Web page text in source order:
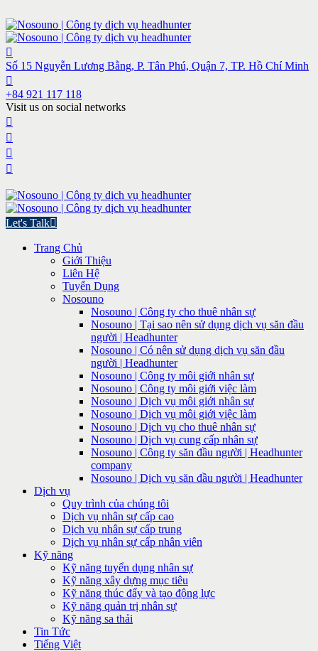
Số 15 Nguyễn Lương Bằng, P. Tân Phú, Quận 7, TP. Hồ Chí Minh
+84 921 117 118
Visit us on social networks
Let's Talk
Trang Chủ
Giới Thiệu
Liên Hệ
Tuyển Dụng
Nosouno
Nosouno | Công ty cho thuê nhân sự
Nosouno | Tại sao nên sử dụng dịch vụ săn đầu
người | Headhunter
Nosouno | Có nên sử dụng dịch vụ săn đầu
người | Headhunter
Nosouno | Công ty môi giới nhân sự
Nosouno | Công ty môi giới việc làm
Nosouno | Dịch vụ môi giới nhân sự
Nosouno | Dịch vụ môi giới việc làm
Nosouno | Dịch vụ cho thuê nhân sự
Nosouno | Dịch vụ cung cấp nhân sự
Nosouno | Công ty săn đầu người | Headhunter
company
Nosouno | Dịch vụ săn đầu người | Headhunter
Dịch vụ
Quy trình của chúng tôi
Dịch vụ nhân sự cấp cao
Dịch vụ nhân sự cấp trung
Dịch vụ nhân sự cấp nhân viên
Kỹ năng
Kỹ năng tuyển dụng nhân sự
Kỹ năng xây dựng mục tiêu
Kỹ năng thúc đẩy và tạo động lực
Kỹ năng quản trị nhân sự
Kỹ năng sa thải
Tin Tức
Tiếng Việt